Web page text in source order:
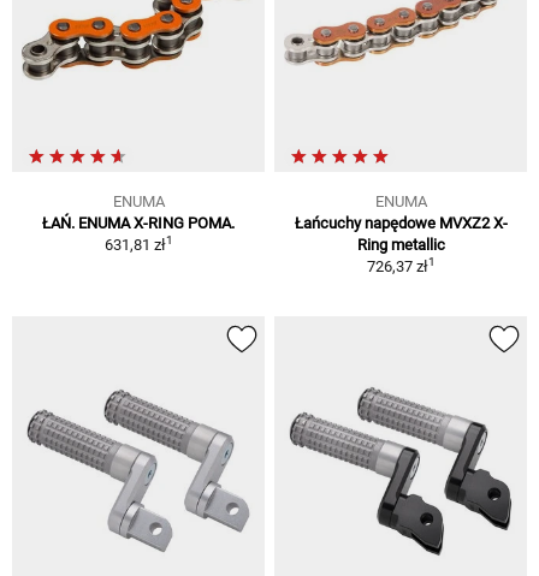
ENUMA
ŁAŃ. ENUMA X-RING POMA.
631,81 zł1
ENUMA
Łańcuchy napędowe MVXZ2 X-
Ring metallic
726,37 zł1